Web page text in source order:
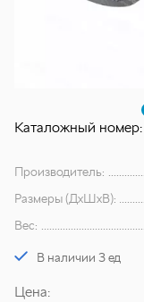
Каталожный номер:
Производитель:
Размеры (ДхШхВ):
Вес:
В наличии 3 ед
Цена: